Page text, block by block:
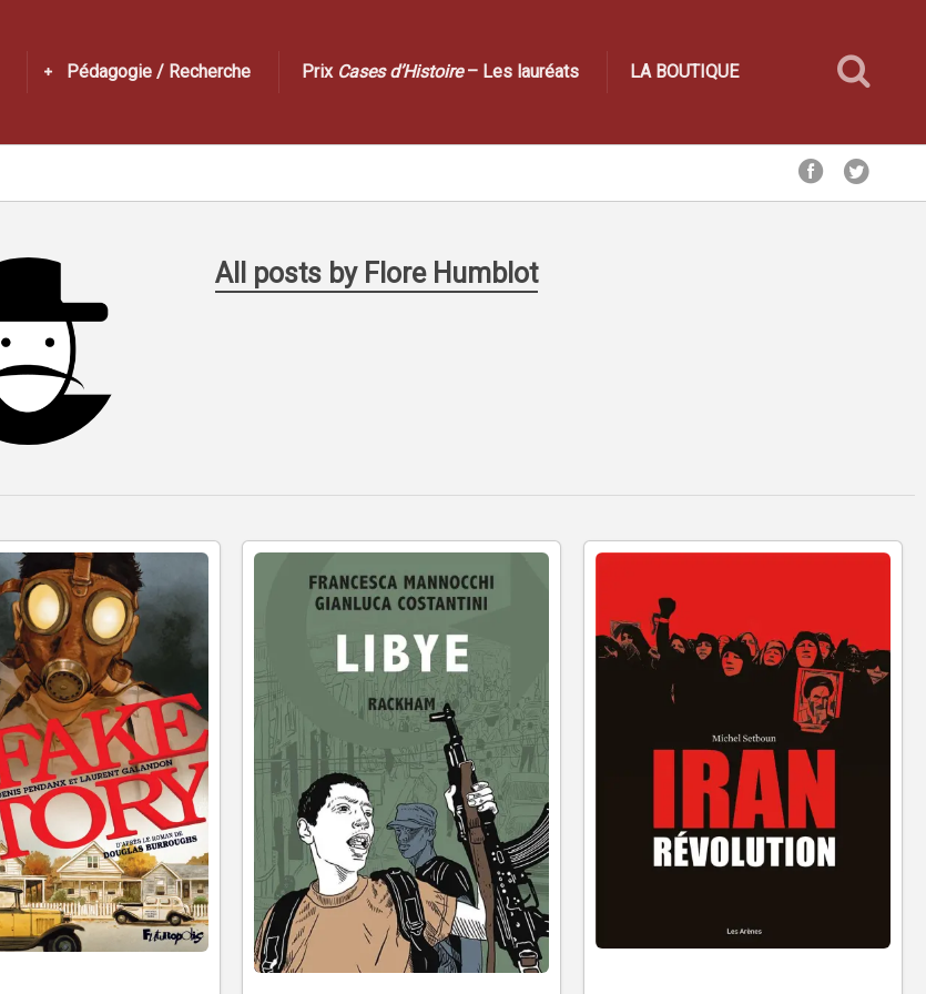
Pédagogie / Recherche Prix Cases d’Histoire– Les lauréats LA BOUTIQUE
All posts by Flore Humblot